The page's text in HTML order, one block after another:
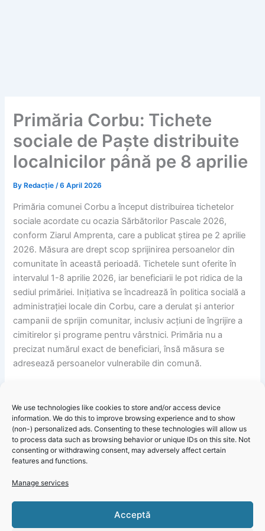
We use technologies like cookies to store and/or access device
information. We do this to improve browsing experience and to show
(non-) personalized ads. Consenting to these technologies will allow us
to process data such as browsing behavior or unique IDs on this site. Not
consenting or withdrawing consent, may adversely affect certain
features and functions.
Manage services
Acceptă
Primăria Corbu: Tichete
sociale de Paște distribuite
localnicilor până pe 8 aprilie
By Redacție/6 April 2026
Primăria comunei Corbu a început distribuirea tichetelor
sociale acordate cu ocazia Sărbătorilor Pascale 2026,
conform Ziarul Amprenta, care a publicat știrea pe 2 aprilie
2026. Măsura are drept scop sprijinirea persoanelor din
comunitate în această perioadă. Tichetele sunt oferite în
intervalul 1-8 aprilie 2026, iar beneficiarii le pot ridica de la
sediul primăriei. Inițiativa se încadrează în politica socială a
administrației locale din Corbu, care a derulat și anterior
campanii de sprijin comunitar, inclusiv acțiuni de îngrijire a
cimitirelor și programe pentru vârstnici. Primăria nu a
precizat numărul exact de beneficiari, însă măsura se
adresează persoanelor vulnerabile din comună.
Primăria Corbu: Tichete sociale de Paște distribuite
localnicilor până pe 8 aprilie
Click 'I